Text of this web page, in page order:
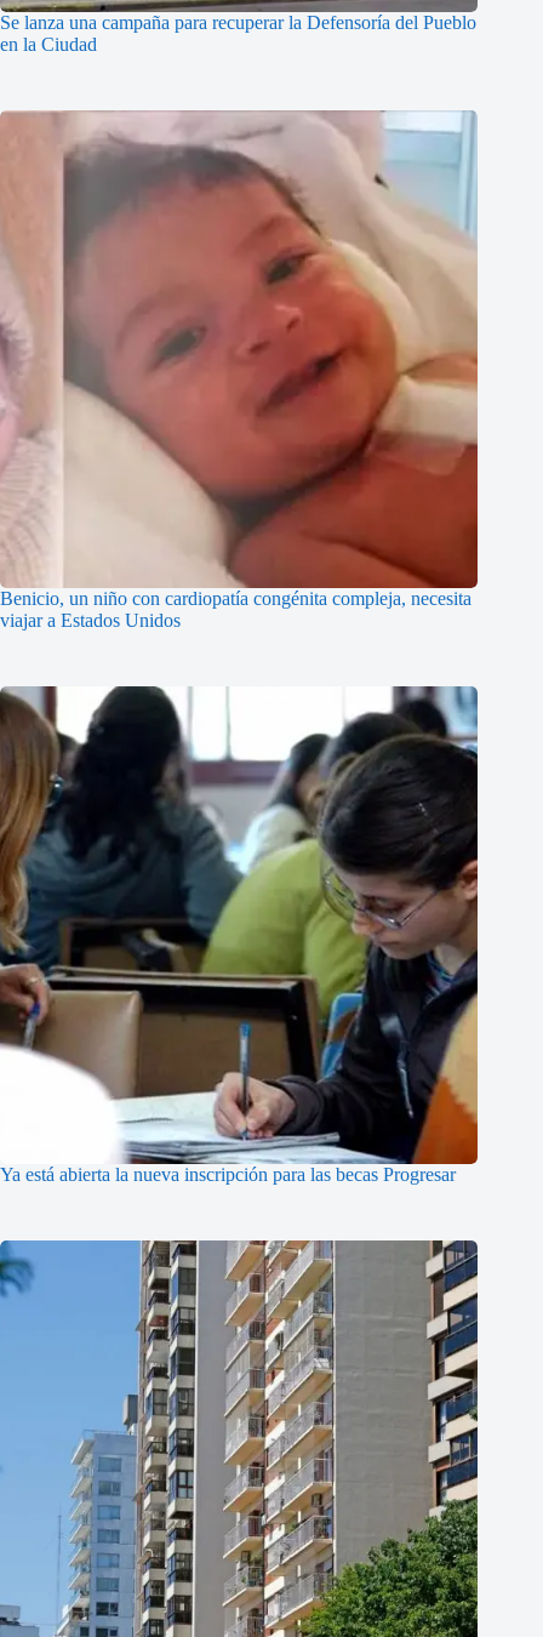
Se lanza una campaña para recuperar la Defensoría del Pueblo
en la Ciudad
Benicio, un niño con cardiopatía congénita compleja, necesita
viajar a Estados Unidos
Ya está abierta la nueva inscripción para las becas Progresar